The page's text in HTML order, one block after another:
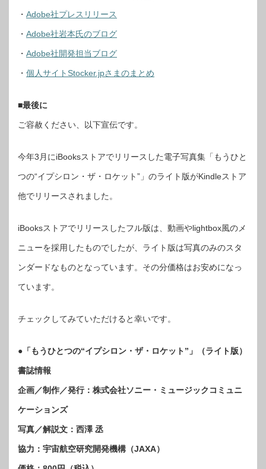
・ Adobe社プレスリリース
・ Adobe社岩本氏のブログ
・ Adobe社開発担当ブログ
・ 個人サイトStocker.jpさまのまとめ
■最後に
ご容赦ください、以下宣伝です。
今年3月にiBooksストアでリリースした電子写真集「もうひと
つの“イプシロン・ザ・ロケット”」のライト版がKindleストア
他でリリースされました。
iBooksストアでリリースしたフル版は、動画やlightbox風のメ
ニューを採用したものでしたが、ライト版は写真のみのスタ
ンダードなものとなっています。その分価格はお安めになっ
ています。
チェックしてみていただけると幸いです。
●「もうひとつの“イプシロン・ザ・ロケット”」（ライト版）
書誌情報
企画／制作／発行：株式会社ソニー・ミュージックコミュニ
ケーションズ
写真／解説文：西澤 丞
協力：宇宙航空研究開発機構（JAXA）